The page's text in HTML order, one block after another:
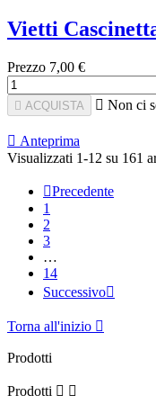
Vietti
Prezzo 7,00 €
 ACQUISTA  Non ci
 Anteprima
Visualizzati 1-12 su 161
Precedente
1
2
3
…
14
Successivo
Torna all'inizio 
Prodotti
Prodotti  